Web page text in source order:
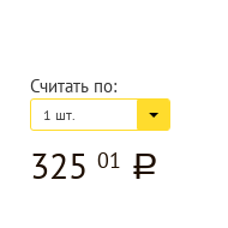
Считать по:
1 шт.
325 01 a